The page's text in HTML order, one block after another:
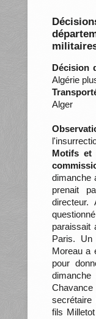
Décision
Algérie
Alger
Motifs et
dimanche
prenait
paraissait
Paris.
Moreau a
pour
fils